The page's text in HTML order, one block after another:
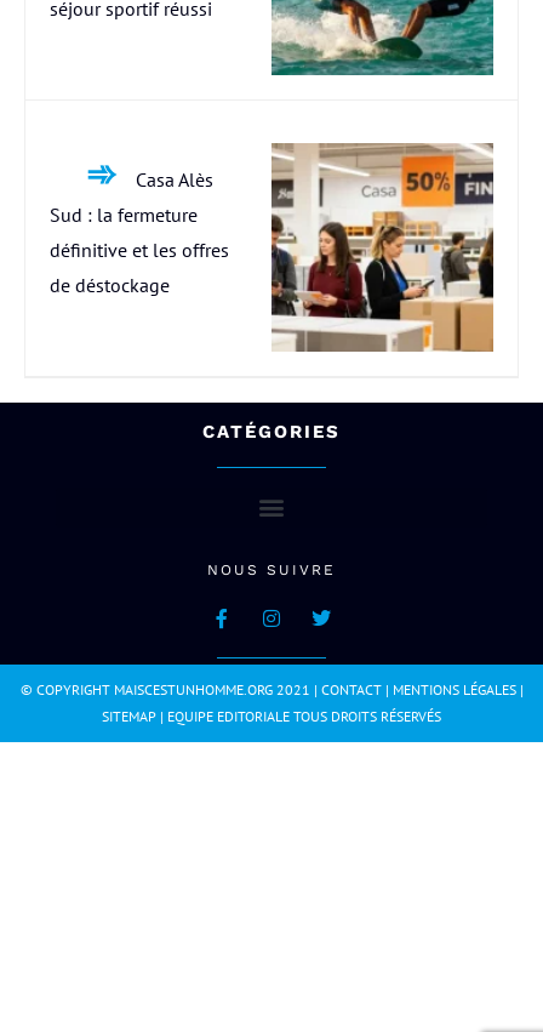
séjour sportif réussi
Casa Alès
Sud : la fermeture
définitive et les offres
de déstockage
CATÉGORIES
NOUS SUIVRE
© COPYRIGHT MAISCESTUNHOMME.ORG 2021 | CONTACT| MENTIONS LÉGALES|
SITEMAP | EQUIPE EDITORIALE TOUS DROITS RÉSERVÉS